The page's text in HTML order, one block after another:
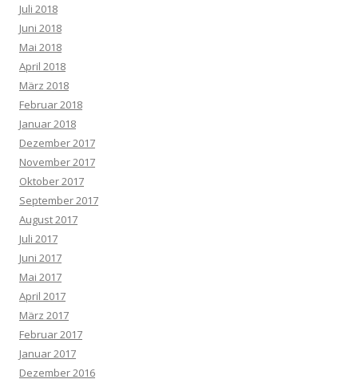
Juli 2018
Juni 2018
Mai 2018
April 2018
März 2018
Februar 2018
Januar 2018
Dezember 2017
November 2017
Oktober 2017
September 2017
August 2017
Juli 2017
Juni 2017
Mai 2017
April 2017
März 2017
Februar 2017
Januar 2017
Dezember 2016